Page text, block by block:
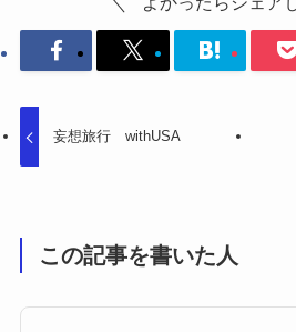
妄想旅行 withUSA
この記事を書いた人